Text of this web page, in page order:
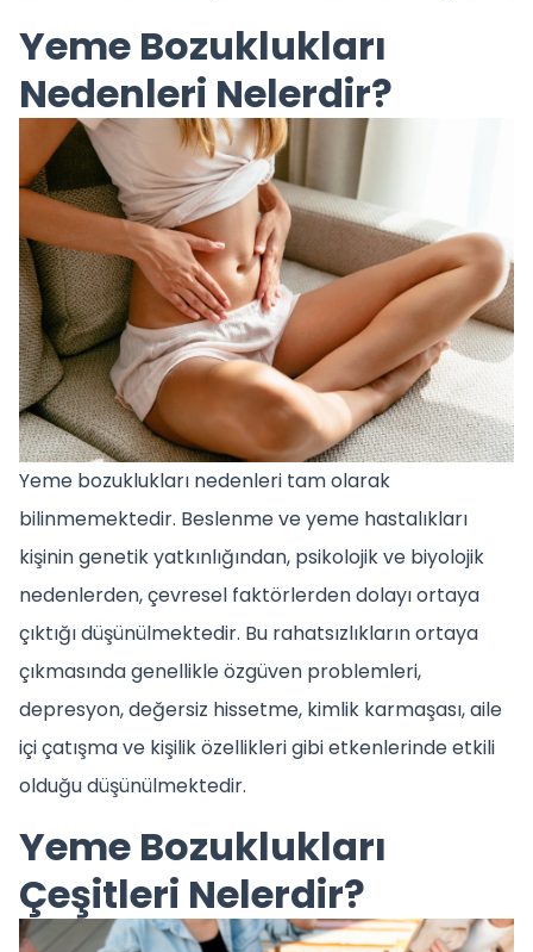
Yeme Bozuklukları
Nedenleri Nelerdir?
Yeme bozuklukları nedenleri tam olarak
bilinmemektedir. Beslenme ve yeme hastalıkları
kişinin genetik yatkınlığından, psikolojik ve biyolojik
nedenlerden, çevresel faktörlerden dolayı ortaya
çıktığı düşünülmektedir. Bu rahatsızlıkların ortaya
çıkmasında genellikle özgüven problemleri,
depresyon, değersiz hissetme, kimlik karmaşası, aile
içi çatışma ve kişilik özellikleri gibi etkenlerinde etkili
olduğu düşünülmektedir.
Yeme Bozuklukları
Çeşitleri Nelerdir?